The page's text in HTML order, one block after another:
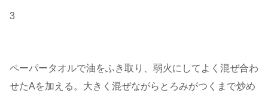
3
ペーパータオルで油をふき取り、弱火にしてよく混ぜ合わ
せたAを加える。大きく混ぜながらとろみがつくまで炒め